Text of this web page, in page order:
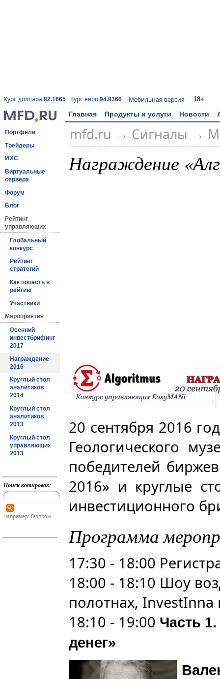
Курс доллара 82.1665 Курс евро 94.8366 Мобильная версия 18+
Главная Продукты и услуги Новости
Портфели
Трейдеры
ИИС
Виртуальные
сервера
Форум
Блог
Рейтинг
управляющих
Глобальный
конкурс
Рейтинг
стратегий
Как попасть в
рейтинг
Участники
Мероприятия
Осенний
инвестбрифинг
2017
Награждение
2016
Круглый стол
аналитиков
2014
Круглый стол
аналитиков
2013
Круглый стол
управляющих
2013
Поиск котировок:
Например: Газпром
mfd.ru → Сигналы →
Награждение
20 сентября 2016
Геологического
победителей
2016» и круглые
инвестиционного
Программа
17:30 - 18:00
18:00 - 18:10 Шоу
полотнах, InvestInna
18:10 - 19:00 Часть
денег»